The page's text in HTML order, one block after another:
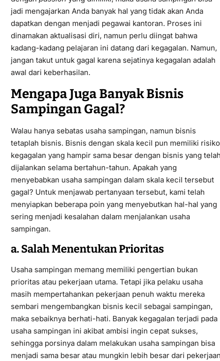
jadi mengajarkan Anda banyak hal yang tidak akan Anda
dapatkan dengan menjadi pegawai kantoran. Proses ini
dinamakan aktualisasi diri, namun perlu diingat bahwa
kadang-kadang pelajaran ini datang dari kegagalan. Namun,
jangan takut untuk gagal karena sejatinya kegagalan adalah
awal dari keberhasilan.
Mengapa Juga Banyak Bisnis
Sampingan Gagal?
Walau hanya sebatas usaha sampingan, namun bisnis
tetaplah bisnis. Bisnis dengan skala kecil pun memiliki risiko
kegagalan yang hampir sama besar dengan bisnis yang
dijalankan selama bertahun-tahun. Apakah yang
menyebabkan usaha sampingan dalam skala kecil tersebut
gagal? Untuk menjawab pertanyaan tersebut, kami telah
menyiapkan beberapa poin yang menyebutkan hal-hal yang
sering menjadi kesalahan dalam menjalankan usaha
sampingan.
a. Salah Menentukan Prioritas
Usaha sampingan memang memiliki pengertian bukan
prioritas atau pekerjaan utama. Tetapi jika pelaku usaha
masih mempertahankan pekerjaan penuh waktu mereka
sembari mengembangkan bisnis kecil sebagai sampingan,
maka sebaiknya berhati-hati. Banyak kegagalan terjadi pada
usaha sampingan ini akibat ambisi ingin cepat sukses,
sehingga porsinya dalam melakukan usaha sampingan bisa
menjadi sama besar atau mungkin lebih besar dari